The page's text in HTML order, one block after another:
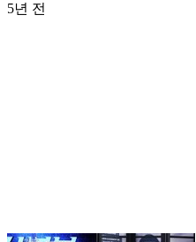
5년 전